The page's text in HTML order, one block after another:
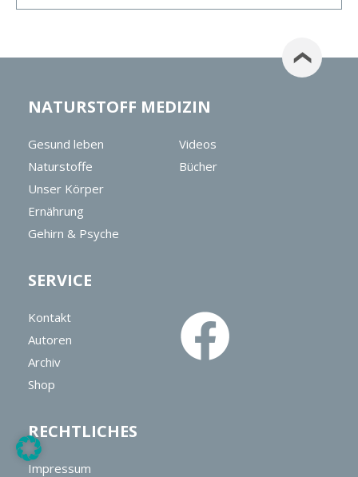
NATURSTOFF MEDIZIN
Gesund leben
Naturstoffe
Unser Körper
Ernährung
Gehirn & Psyche
Videos
Bücher
SERVICE
Kontakt
Autoren
Archiv
Shop
RECHTLICHES
Impressum